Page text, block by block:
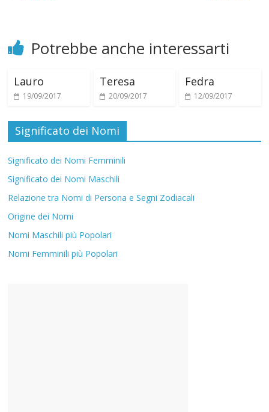
Potrebbe anche interessarti
Lauro
19/09/2017
Teresa
20/09/2017
Fedra
12/09/2017
Significato dei Nomi
Significato dei Nomi Femminili
Significato dei Nomi Maschili
Relazione tra Nomi di Persona e Segni Zodiacali
Origine dei Nomi
Nomi Maschili più Popolari
Nomi Femminili più Popolari